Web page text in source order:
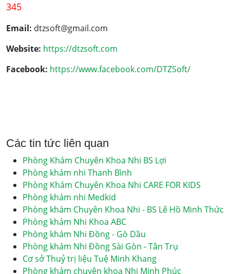
345
Email: dtzsoft@gmail.com
Website: https://dtzsoft.com
Facebook: https://www.facebook.com/DTZSoft/
Các tin tức liên quan
Phòng Khám Chuyên Khoa Nhi BS Lợi
Phòng khám nhi Thanh Bình
Phòng Khám Chuyên Khoa Nhi CARE FOR KIDS
Phòng khám nhi Medkid
Phòng khám Chuyên Khoa Nhi - BS Lê Hồ Minh Thức
Phòng khám Nhi Khoa ABC
Phòng khám Nhi Đồng - Gò Dầu
Phòng khám Nhi Đồng Sài Gòn - Tân Trụ
Cơ sở Thuỷ trị liệu Tuệ Minh Khang
Phòng khám chuyên khoa Nhi Minh Phúc